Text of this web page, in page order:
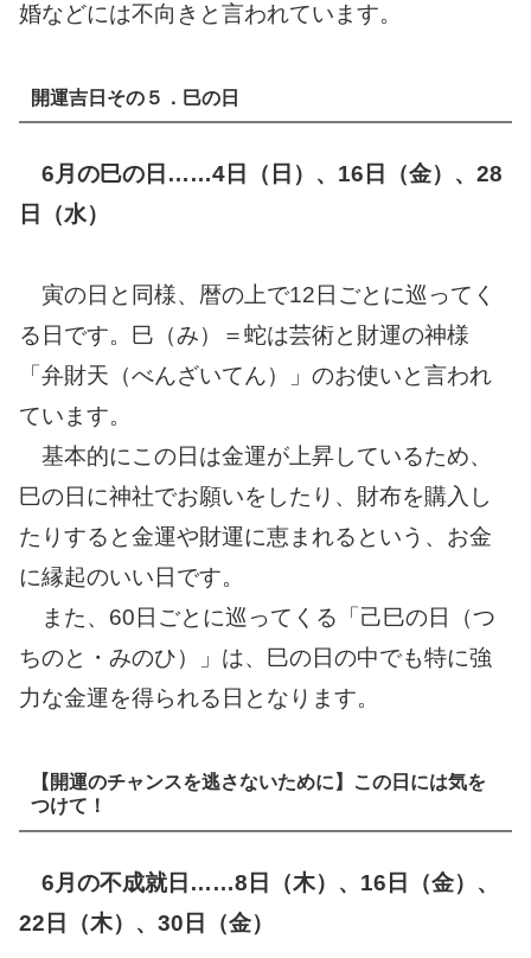
婚などには不向きと言われています。
開運吉日その５．巳の日
6月の巳の日……4日（日）、16日（金）、28
日（水）
寅の日と同様、暦の上で12日ごとに巡ってく
る日です。巳（み）＝蛇は芸術と財運の神様
「弁財天（べんざいてん）」のお使いと言われ
ています。
基本的にこの日は金運が上昇しているため、
巳の日に神社でお願いをしたり、財布を購入し
たりすると金運や財運に恵まれるという、お金
に縁起のいい日です。
また、60日ごとに巡ってくる「己巳の日（つ
ちのと・みのひ）」は、巳の日の中でも特に強
力な金運を得られる日となります。
【開運のチャンスを逃さないために】この日には気を
つけて！
6月の不成就日……8日（木）、16日（金）、
22日（木）、30日（金）